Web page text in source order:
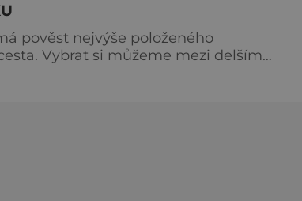
Vybrat si můžeme mezi delším